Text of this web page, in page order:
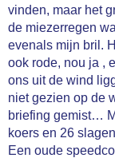
vinden, maar het
de miezerregen
evenals mijn bril.
ook rode, nou ja ,
ons uit de wind
niet gezien op de
briefing gemist…
koers en 26
Een oude